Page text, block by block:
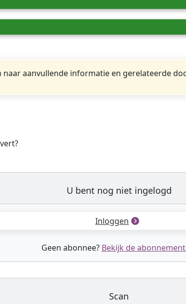
aanvullende informatie en gerelateerde
U bent nog niet ingelogd
Inloggen
Geen abonnee? Bekijk de
Scan